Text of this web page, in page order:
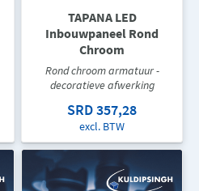
TAPANA LED
Inbouwpaneel Rond
Chroom
Rond chroom armatuur -
decoratieve afwerking
SRD 357,28
excl. BTW